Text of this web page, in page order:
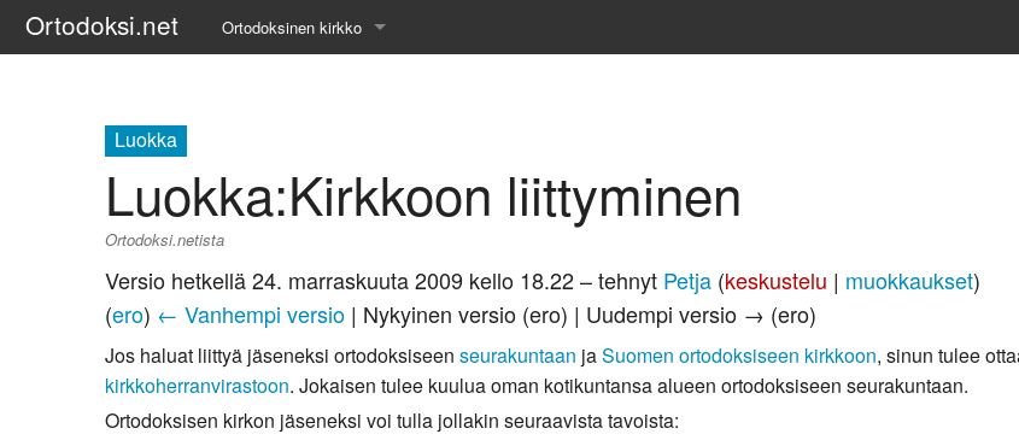
Ortodoksi.net Ortodoksinen kirkko
Opetuspuheet
Kirkkohistoria
Uskonoppi
Luokka
Luokka:Kirkkoon liittyminen
Ortodoksi.netista
Versio hetkellä 24. marraskuuta 2009 kello 18.22 – tehnyt Petja (keskustelu | muokkaukset)
(ero) ← Vanhempi versio | Nykyinen versio (ero) | Uudempi versio → (ero)
Jos haluat liittyä jäseneksi ortodoksiseen seurakuntaan jaSuomen ortodoksiseen kirkkoon, sinun tulee
kirkkoherranvirastoon. Jokaisen tulee kuulua oman kotikuntansa alueen ortodoksiseen seurakuntaan.
Ortodoksisen kirkon jäseneksi voi tulla jollakin seuraavista tavoista: